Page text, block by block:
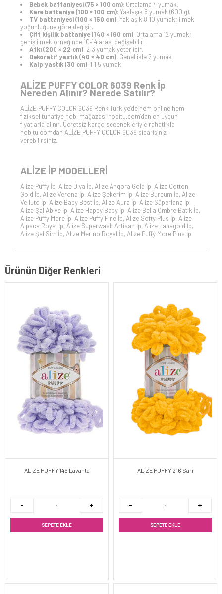
Bebek battaniyesi (75 × 100 cm): Ortalama 4 yumak.
Kare battaniye (100 × 100 cm): Yaklaşık 6 yumak (600 g).
TV battaniyesi (100 × 150 cm): Yaklaşık 8‑10 yumak; ilmek
yoğunluğuna göre değişir.
Çift kişilik battaniye (140 × 160 cm): Ortalama 12 yumak;
geniş ilmek örneğinde 10‑14 arası değişebilir.
Atkı (200 × 22 cm): 2‑3 yumak yeterlidir.
Dekoratif yastık (40 × 40 cm): Genellikle 2 yumak
Kalp yastık (30 cm): 1‑1,5 yumak
ALİZE PUFFY COLOR 6039 Renk İp
Nereden Alınır? Nerede Satılır?
ALİZE PUFFY COLOR 6039 Renk Türkiye’de hem online hem
fiziksel tuhafiye hobi mağazası hobitu.com’dan en uygun
fiyatlarla alınır. Ücretsiz kargo seçenekleriyle rahatlıkla
hobitu.com'dan ALİZE PUFFY COLOR 6039 siparişinizi
verebilirsiniz.
ALİZE İP MODELLERİ
Alize Puffy İp, Alize Diva İp, Alize Angora Gold İp, Alize Cotton
Gold İp, Alize Verona İp, Alize Şekerim İp, Alize Burcum İp, Alize
Velluto İp, Alize Baby Best İp, Alize Aura İp, Alize Süperlana İp,
Alize Şal Abiye İp, Alize Happy Baby İp, Alize Bella Ombre Batik İp,
Alize Puffy More İp, Alize Puffy Fine İp, Alize Softy Plus İp, Alize
Alpaca Royal İp, Alize Superwash Artisan İp, Alize Lanagold İp,
Alize Şal Sim İp, Alize Merino Royal İp, Alize Puffy More Plus İp
Ürünün Diğer Renkleri
ALİZE PUFFY 146 Lavanta
SEPETE EKLE
ALİZE PUFFY 216 Sarı
SEPETE EKLE